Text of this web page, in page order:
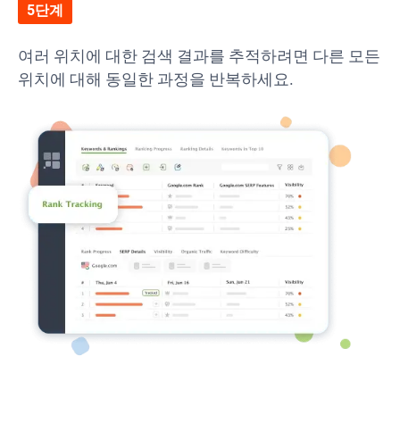
5단계
여러 위치에 대한 검색 결과를 추적하려면 다른 모든
위치에 대해 동일한 과정을 반복하세요.